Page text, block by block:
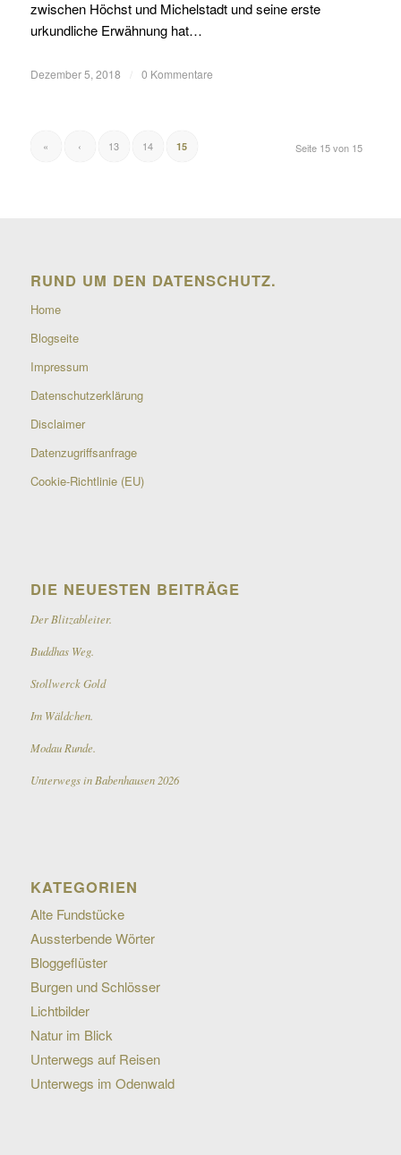
zwischen Höchst und Michelstadt und seine erste
urkundliche Erwähnung hat…
Dezember 5, 2018 0 Kommentare
Seite 15 von 15
« ‹ 13 14 15
RUND UM DEN DATENSCHUTZ.
Home
Blogseite
Impressum
Datenschutzerklärung
Disclaimer
Datenzugriffsanfrage
Cookie-Richtlinie (EU)
DIE NEUESTEN BEITRÄGE
Der Blitzableiter.
Buddhas Weg.
Stollwerck Gold
Im Wäldchen.
Modau Runde.
Unterwegs in Babenhausen 2026
KATEGORIEN
Alte Fundstücke
Aussterbende Wörter
Bloggeflüster
Burgen und Schlösser
Lichtbilder
Natur im Blick
Unterwegs auf Reisen
Unterwegs im Odenwald